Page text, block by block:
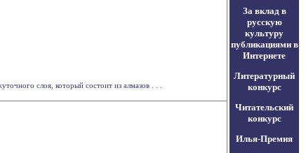
слоя, который состоит из алмазов . . .
За вклад в
русскую
культуру
публикациями в
Интернете
Литературный
конкурс
Читательский
конкурс
Илья-Премия